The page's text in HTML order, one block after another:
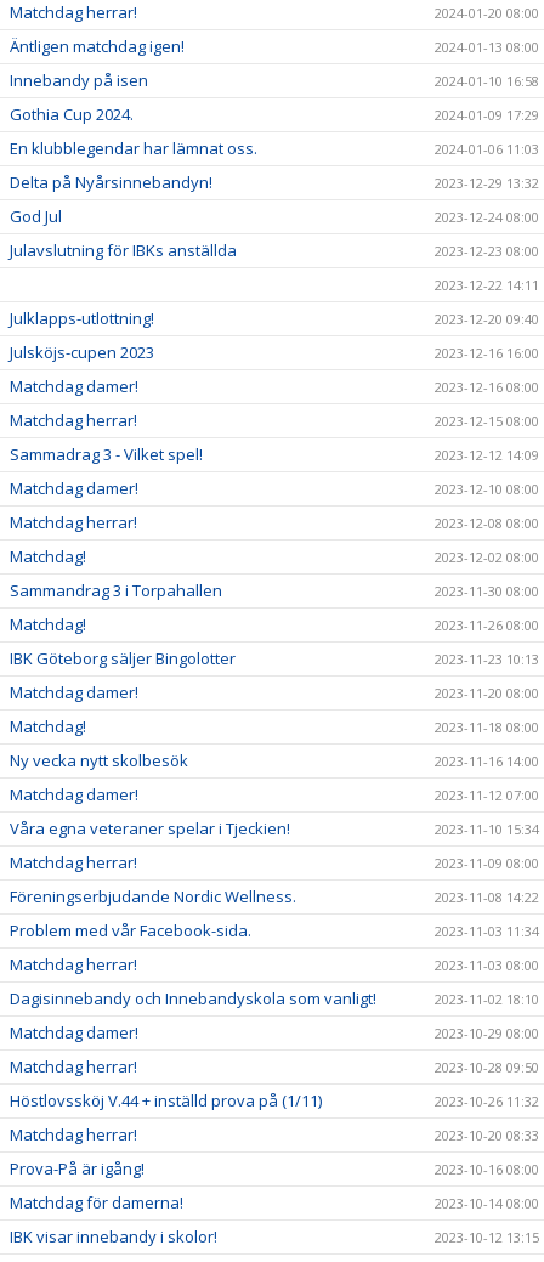
Matchdag herrar! 2024-01-20 08:00
Äntligen matchdag igen! 2024-01-13 08:00
Innebandy på isen 2024-01-10 16:58
Gothia Cup 2024. 2024-01-09 17:29
En klubblegendar har lämnat oss. 2024-01-06 11:03
Delta på Nyårsinnebandyn! 2023-12-29 13:32
God Jul 2023-12-24 08:00
Julavslutning för IBKs anställda
2023-12-23 08:00
2023-12-22 14:11
Julklapps-utlottning! 2023-12-20 09:40
Julsköjs-cupen 2023 2023-12-16 16:00
Matchdag damer! 2023-12-16 08:00
Matchdag herrar! 2023-12-15 08:00
Sammadrag 3 - Vilket spel! 2023-12-12 14:09
Matchdag damer! 2023-12-10 08:00
Matchdag herrar! 2023-12-08 08:00
Matchdag! 2023-12-02 08:00
Sammandrag 3 i Torpahallen 2023-11-30 08:00
Matchdag! 2023-11-26 08:00
IBK Göteborg säljer Bingolotter 2023-11-23 10:13
Matchdag damer! 2023-11-20 08:00
Matchdag! 2023-11-18 08:00
Ny vecka nytt skolbesök 2023-11-16 14:00
Matchdag damer! 2023-11-12 07:00
Våra egna veteraner spelar i Tjeckien! 2023-11-10 15:34
Matchdag herrar! 2023-11-09 08:00
Föreningserbjudande Nordic Wellness. 2023-11-08 14:22
Problem med vår Facebook-sida. 2023-11-03 11:34
Matchdag herrar! 2023-11-03 08:00
Dagisinnebandy och Innebandyskola som vanligt! 2023-11-02 18:10
Matchdag damer! 2023-10-29 08:00
Matchdag herrar! 2023-10-28 09:50
Höstlovssköj V.44 + inställd prova på (1/11) 2023-10-26 11:32
Matchdag herrar! 2023-10-20 08:33
Prova-På är igång! 2023-10-16 08:00
Matchdag för damerna! 2023-10-14 08:00
IBK visar innebandy i skolor! 2023-10-12 13:15